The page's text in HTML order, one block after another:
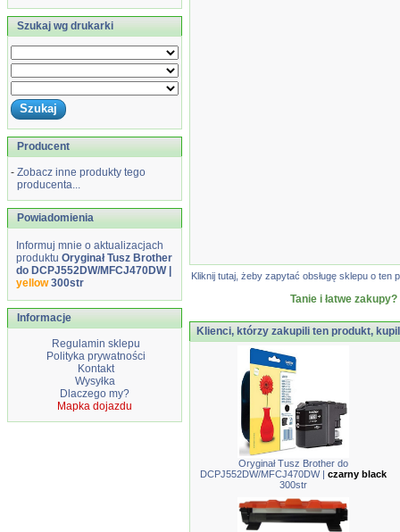
Szukaj wg drukarki
Producent
- Zobacz inne produkty tego
producenta...
Powiadomienia
Informuj mnie o aktualizacjach
produktu Oryginał Tusz Brother
do DCPJ552DW/MFCJ470DW |
yellow300str
Informacje
Regulamin sklepu
Polityka prywatności
Kontakt
Wysyłka
Dlaczego my?
Mapka dojazdu
Kliknij tutaj, żeby zapytać obsługę sklepu o
Tanie i łatwe
Klienci, którzy zakupili ten produkt,
Oryginał Tusz Brother do
DCPJ552DW/MFCJ470DW | czarny black
300str